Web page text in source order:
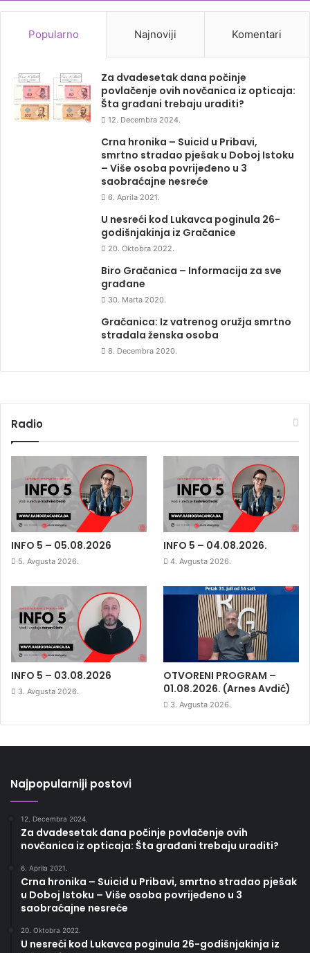
Popularno Najnoviji Komentari
Za dvadesetak dana počinje
povlačenje ovih novčanica iz opticaja:
Šta građani trebaju uraditi?
12. Decembra 2024.
Crna hronika – Suicid u Pribavi,
smrtno stradao pješak u Doboj Istoku
– Više osoba povrijeđeno u 3
saobraćajne nesreće
6. Aprila 2021.
U nesreći kod Lukavca poginula 26-
godišnjakinja iz Gračanice
20. Oktobra 2022.
Biro Gračanica – Informacija za sve
građane
30. Marta 2020.
Gračanica: Iz vatrenog oružja smrtno
stradala ženska osoba
8. Decembra 2020.
Radio
INFO 5 – 05.08.2026
5. Avgusta 2026.
INFO 5 – 04.08.2026.
4. Avgusta 2026.
INFO 5 – 03.08.2026
3. Avgusta 2026.
OTVORENI PROGRAM –
01.08.2026. (Arnes Avdić)
3. Avgusta 2026.
Najpopularniji postovi
12. Decembra 2024.
Za dvadesetak dana počinje povlačenje ovih
novčanica iz opticaja: Šta građani trebaju uraditi?
6. Aprila 2021.
Crna hronika – Suicid u Pribavi, smrtno stradao pješak
u Doboj Istoku – Više osoba povrijeđeno u 3
saobraćajne nesreće
20. Oktobra 2022.
U nesreći kod Lukavca poginula 26-godišnjakinja iz